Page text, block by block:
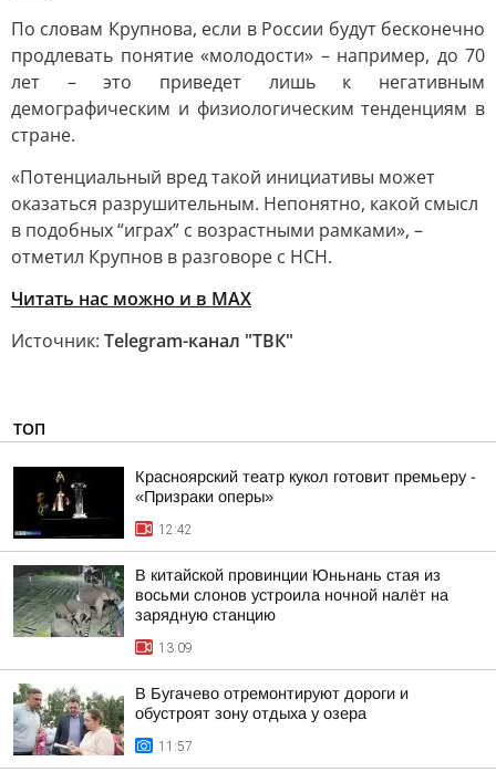
По словам Крупнова, если в России будут бесконечно
продлевать понятие «молодости» – например, до 70
лет – это приведет лишь к негативным
демографическим и физиологическим тенденциям в
стране.
«Потенциальный вред такой инициативы может
оказаться разрушительным. Непонятно, какой смысл
в подобных “играх” с возрастными рамками», –
отметил Крупнов в разговоре с НСН.
Читать нас можно и в MAX
Источник: Telegram-канал "ТВК"
ТОП
Красноярский театр кукол готовит премьеру -
«Призраки оперы»
12:42
В китайской провинции Юньнань стая из
восьми слонов устроила ночной налёт на
зарядную станцию
13:09
В Бугачево отремонтируют дороги и
обустроят зону отдыха у озера
11:57